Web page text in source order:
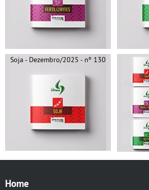
Soja - Dezembro/2025 - nº 130
Home